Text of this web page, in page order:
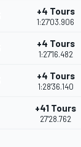
+4 Tours
1:27'03.906
+4 Tours
1:27'16.482
+4 Tours
1:28'36.140
+41 Tours
27'28.762